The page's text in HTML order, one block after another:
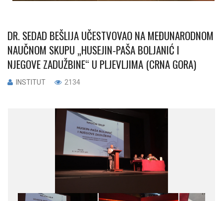
DR. SEDAD BEŠLIJA UČESTVOVAO NA MEĐUNARODNOM
NAUČNOM SKUPU „HUSEJIN-PAŠA BOLJANIĆ I
NJEGOVE ZADUŽBINE“ U PLJEVLJIMA (CRNA GORA)
INSTITUT 2134